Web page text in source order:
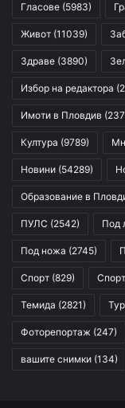
Гласове (5983)
Живот (11039)
Здраве (3890)
Избор на редактора
Имоти в Пловдив
Култура (9789)
Новини (54289)
Образование в
ПУЛС (2542) Под
Под ножа (2745)
Спорт (829)
Темида (2821)
Фоторепортаж (247)
вашите снимки (134)